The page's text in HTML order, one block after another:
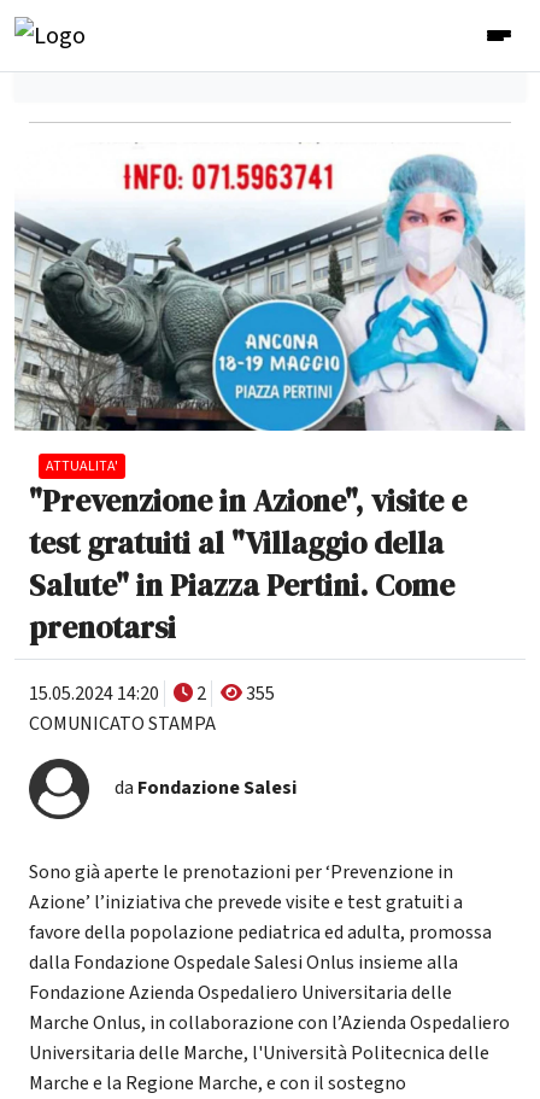
ATTUALITA'
"Prevenzione in Azione", visite e
test gratuiti al "Villaggio della
Salute" in Piazza Pertini. Come
prenotarsi
15.05.2024 14:20 2
355
COMUNICATO STAMPA
da Fondazione Salesi
Sono già aperte le prenotazioni per ‘Prevenzione in
Azione’ l’iniziativa che prevede visite e test gratuiti a
favore della popolazione pediatrica ed adulta, promossa
dalla Fondazione Ospedale Salesi Onlus insieme alla
Fondazione Azienda Ospedaliero Universitaria delle
Marche Onlus, in collaborazione con l’Azienda Ospedaliero
Universitaria delle Marche, l'Università Politecnica delle
Marche e la Regione Marche, e con il sostegno